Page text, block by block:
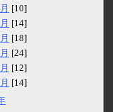
[10]
[14]
[18]
[24]
[12]
[14]